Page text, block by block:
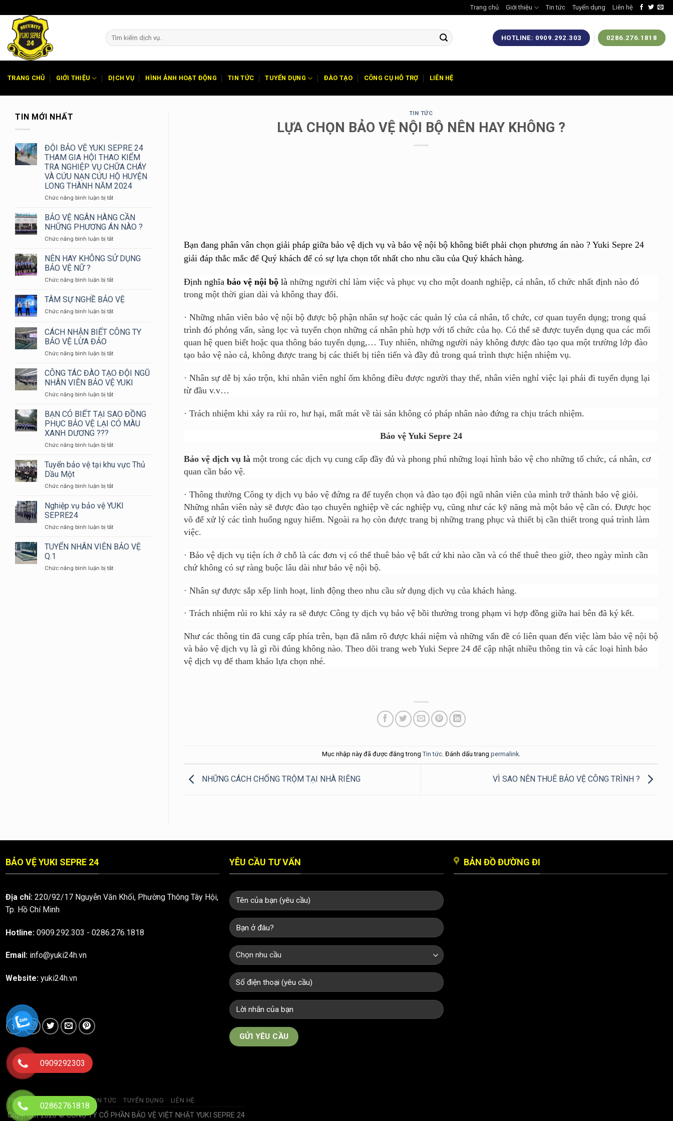
đến
dung
Trang chủ Giới thiệu Tin tức Tuyển dụng Liên hệ
HOTLINE: 0909.292.303 0286.276.1818
TRANG CHỦ GIỚI THIỆU DỊCH VỤ HÌNH ẢNH HOẠT ĐỘNG TIN TỨC TUYỂN DỤNG ĐÀO TẠO CÔNG CỤ HỖ TRỢ LIÊN HỆ
TIN MỚI NHẤT
ĐỘI BẢO VỆ YUKI SEPRE 24
THAM GIA HỘI THAO KIỂM
TRA NGHIỆP VỤ CHỮA CHÁY
VÀ CỨU NẠN CỨU HỘ HUYỆN
LONG THÀNH NĂM 2024
Chức năng bình luận bị tắtở
BẢO
VỆ
YUKI
SEPRE
THAM
THAO
TRA
CHÁY
HỘ
HUYỆN
LONG
NĂM
2024
BẢO VỆ NGÂN HÀNG CẦN
NHỮNG PHƯƠNG ÁN NÀO ?
Chức năng bình luận bị tắtở
VỆ
NGÂN
CẦN
PHƯƠNG
NÀO
NÊN HAY KHÔNG SỬ DỤNG
BẢO VỆ NỮ ?
Chức năng bình luận bị tắtở
HAY
KHÔNG
SỬ
BẢO
?
TÂM SỰ NGHỀ BẢO VỆ
Chức năng bình luận bị tắtở
SỰ
NGHỀ
VỆ
CÁCH NHẬN BIẾT CÔNG TY
BẢO VỆ LỪA ĐẢO
Chức năng bình luận bị tắtở
NHẬN
BIẾT
CÔNG
TY
VỆ
LỪA
CÔNG TÁC ĐÀO TẠO ĐỘI NGŨ
NHÂN VIÊN BẢO VỆ YUKI
Chức năng bình luận bị tắtở
TÁC
ĐÀO
TẠO
NGŨ
VIÊN
BẢO
YUKI
BẠN CÓ BIẾT TẠI SAO ĐỒNG
PHỤC BẢO VỆ LẠI CÓ MÀU
XANH DƯƠNG ???
Chức năng bình luận bị tắtở
BIẾT
SAO
PHỤC
LẠI
MÀU
???
Tuyển bảo vệ tại khu vực Thủ
Dầu Một
Chức năng bình luận bị tắtở
bảo
khu
Thủ
Nghiệp vụ bảo vệ YUKI
SEPRE24
Chức năng bình luận bị tắtở
vụ
YUKI
TUYỂN NHÂN VIÊN BẢO VỆ
Q.1
Chức năng bình luận bị tắtở
TIN TỨC
LỰA CHỌN BẢO VỆ NỘI BỘ NÊN HAY KHÔNG ?
Bạn đang phân vân chọn giải pháp giữa bảo vệ dịch vụ và bảo vệ nội bộ không biết phải chọn phương án nào ? Yuki Sepre 24
giải đáp thắc mắc để Quý khách để có sự lựa chọn tốt nhất cho nhu cầu của Quý khách hàng.
Định nghĩa bảo vệ nội bộ là những người chỉ làm việc và phục vụ cho một doanh nghiệp, cá nhân, tổ chức nhất định nào đó
trong một thời gian dài và không thay đổi.
· Những nhân viên bảo vệ nội bộ được bộ phận nhân sự hoặc các quản lý của cá nhân, tổ chức, cơ quan tuyển dụng; trong quá
trình đó phỏng vấn, sàng lọc và tuyển chọn những cá nhân phù hợp với tổ chức của họ. Có thể sẽ được tuyển dụng qua các mối
quan hệ quen biết hoặc qua thông báo tuyển dụng,… Tuy nhiên, những người này không được đào tạo qua một trường lớp đào
tạo bảo vệ nào cả, không được trang bị các thiết bị tiên tiến và đầy đủ trong quá trình thực hiện nhiệm vụ.
· Nhân sự dễ bị xáo trộn, khi nhân viên nghỉ ốm không điều được người thay thế, nhân viên nghỉ việc lại phải đi tuyển dụng lại
từ đầu v.v…
· Trách nhiệm khi xảy ra rủi ro, hư hại, mất mát về tài sản không có pháp nhân nào đứng ra chịu trách nhiệm.
Bảo vệ Yuki Sepre 24
Bảo vệ dịch vụ là một trong các dịch vụ cung cấp đầy đủ và phong phú những loại hình bảo vệ cho những tổ chức, cá nhân, cơ
quan cần bảo vệ.
· Thông thường Công ty dịch vụ bảo vệ đứng ra để tuyển chọn và đào tạo đội ngũ nhân viên của mình trở thành bảo vệ giỏi.
Những nhân viên này sẽ được đào tạo chuyên nghiệp về các nghiệp vụ, cũng như các kỹ năng mà một bảo vệ cần có. Được học
võ để xử lý các tình huống nguy hiểm. Ngoài ra họ còn được trang bị những trang phục và thiết bị cần thiết trong quá trình làm
việc.
· Bảo vệ dịch vụ tiện ích ở chỗ là các đơn vị có thể thuê bảo vệ bất cứ khi nào cần và có thể thuê theo giờ, theo ngày mình cần
chứ không có sự ràng buộc lâu dài như bảo vệ nội bộ.
· Nhân sự được sắp xếp linh hoạt, linh động theo nhu cầu sử dụng dịch vụ của khách hàng.
· Trách nhiệm rủi ro khi xảy ra sẽ được Công ty dịch vụ bảo vệ bồi thường trong phạm vi hợp đồng giữa hai bên đã ký kết.
Như các thông tin đã cung cấp phía trên, bạn đã nắm rõ được khái niệm và những vấn đề có liên quan đến việc làm bảo vệ nội bộ
và bảo vệ dịch vụ là gì rồi đúng không nào. Theo dõi trang web Yuki Sepre 24 để cập nhật nhiều thông tin và các loại hình bảo
vệ dịch vụ để tham khảo lựa chọn nhé.
Mục nhập này đã được đăng trong Tin tức. Đánh dấu trang permalink.
NHỮNG CÁCH CHỐNG TRỘM TẠI NHÀ RIÊNG VÌ SAO NÊN THUÊ BẢO VỆ CÔNG TRÌNH ?
BẢO VỆ YUKI SEPRE 24
Địa chỉ:220/92/17 Nguyễn Văn Khối, Phường Thông Tây Hội,
Tp. Hồ Chí Minh
Hotline: 0909.292.303 - 0286.276.1818
Email: info@yuki24h.vn
Website: yuki24h.vn
YÊU CẦU TƯ VẤN BẢN ĐỒ ĐƯỜNG ĐI
TRANG CHỦ TIN TỨC TUYỂN DỤNG LIÊN HỆ
Copyright 2026 © CÔNG TY CỔ PHẦN BẢO VỆ VIỆT NHẬT YUKI SEPRE 24
0909292303
02862761818